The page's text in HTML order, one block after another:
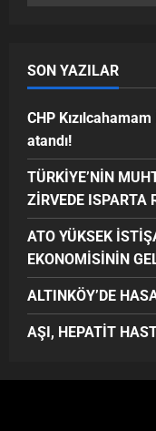
SON YAZILAR
CHP
atandı!
TÜRKİYE’NİN
ZİRVEDE ISPARTA
ATO YÜKSEK
EKONOMİSİNİN
ALTINKÖY’DE
AŞI, HEPATİT